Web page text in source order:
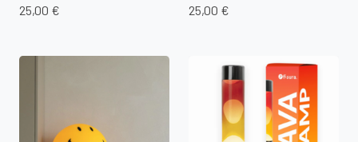
25,00 € 25,00 €